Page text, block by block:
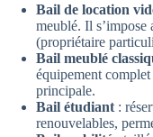
Bail de location
meublé. Il s’impose
(propriétaire
Bail meublé
équipement
principale.
Bail étudiant :
renouvelables,